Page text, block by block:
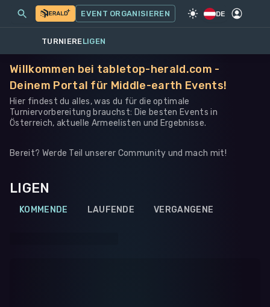
SPIEL·WARHAMMER 40K
MEINE EVENTS MEHR
EVENT ORGANISIEREN DE
TURNIERELIGEN
Willkommen bei tabletop-herald.com -
Deinem Portal für Middle-earth Events!
Hier findest du alles, was du für die optimale
Turniervorbereitung brauchst: Die besten Events in
Österreich, aktuelle Armeelisten und Ergebnisse.
Bereit? Werde Teil unserer Community und mach mit!
LIGEN
KOMMENDE LAUFENDE VERGANGENE